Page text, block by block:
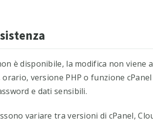
è disponibile, la modifica non viene
versione PHP o funzione
e dati sensibili.
variare tra versioni di cPanel,